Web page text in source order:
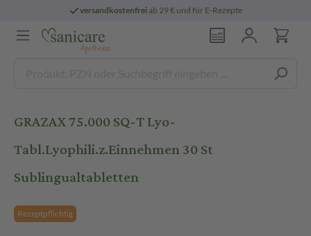
versandkostenfreiab 29 € und für E-Rezepte
GRAZAX 75.000 SQ-T Lyo-
Tabl.Lyophili.z.Einnehmen 30 St
Sublingualtabletten
Rezeptpflichtig